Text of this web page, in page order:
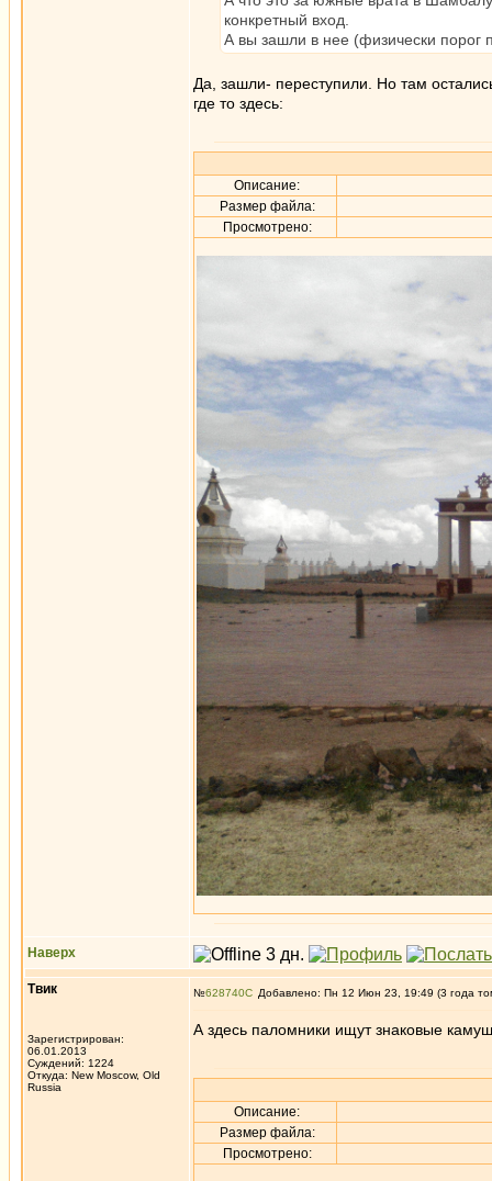
конкретный вход.
А вы зашли в нее (физически порог
Да, зашли- переступили. Но там
где то здесь:
Описание:
Размер файла:
Просмотрено:
Наверх
Твик
Зарегистрирован:
06.01.2013
Суждений: 1224
Откуда: New Moscow, Old
Russia
№628740 Добавлено: Пн 12 Июн 23, 19:49 (3 года
А здесь паломники ищут знаковые
Описание:
Размер файла:
Просмотрено: